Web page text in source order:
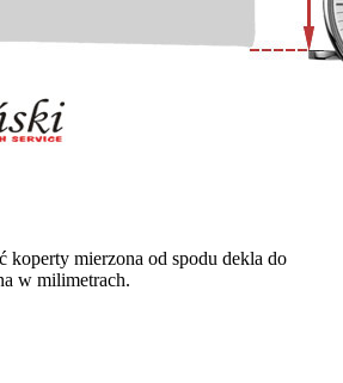
koperty mierzona od spodu dekla do
w milimetrach.